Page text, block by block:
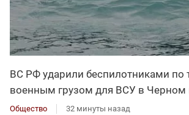
ВС РФ ударили беспилотниками по
военным грузом для ВСУ в Черном
Общество 32 минуты назад